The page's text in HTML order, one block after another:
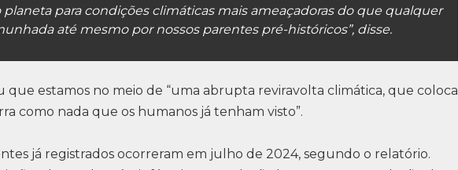
para condições climáticas mais ameaçadoras do que qualquer
até mesmo por nossos parentes pré-históricos”, disse.
que estamos no meio de “uma abrupta reviravolta climática, que coloca
como nada que os humanos já tenham visto”.
já registrados ocorreram em julho de 2024, segundo o relatório.